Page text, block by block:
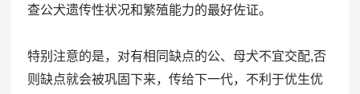
查公犬遗传性状况和繁殖能力的最好佐证。
特别注意的是，对有相同缺点的公、母犬不宜交配,否
则缺点就会被巩固下来，传给下一代，不利于优生优